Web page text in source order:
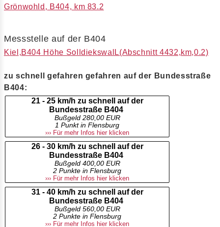
Grönwohld, B404, km 83.2
Messstelle auf der B404
Kiel,B404 Höhe SolldiekswalL(Abschnitt 4432,km,0.2)
zu schnell gefahren gefahren auf der Bundesstraße
B404:
21 - 25 km/h zu schnell auf der
Bundesstraße B404
Bußgeld 280,00 EUR
1 Punkt in Flensburg
››› Für mehr Infos hier klicken
26 - 30 km/h zu schnell auf der
Bundesstraße B404
Bußgeld 400,00 EUR
2 Punkte in Flensburg
››› Für mehr Infos hier klicken
31 - 40 km/h zu schnell auf der
Bundesstraße B404
Bußgeld 560,00 EUR
2 Punkte in Flensburg
››› Für mehr Infos hier klicken